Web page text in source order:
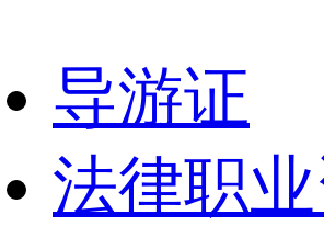
导游证
法律职